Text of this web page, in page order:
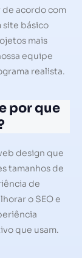
acordo com
site básico
mais
equipe
realista.
por que
design que
tamanhos de
de
o SEO e
que usam.